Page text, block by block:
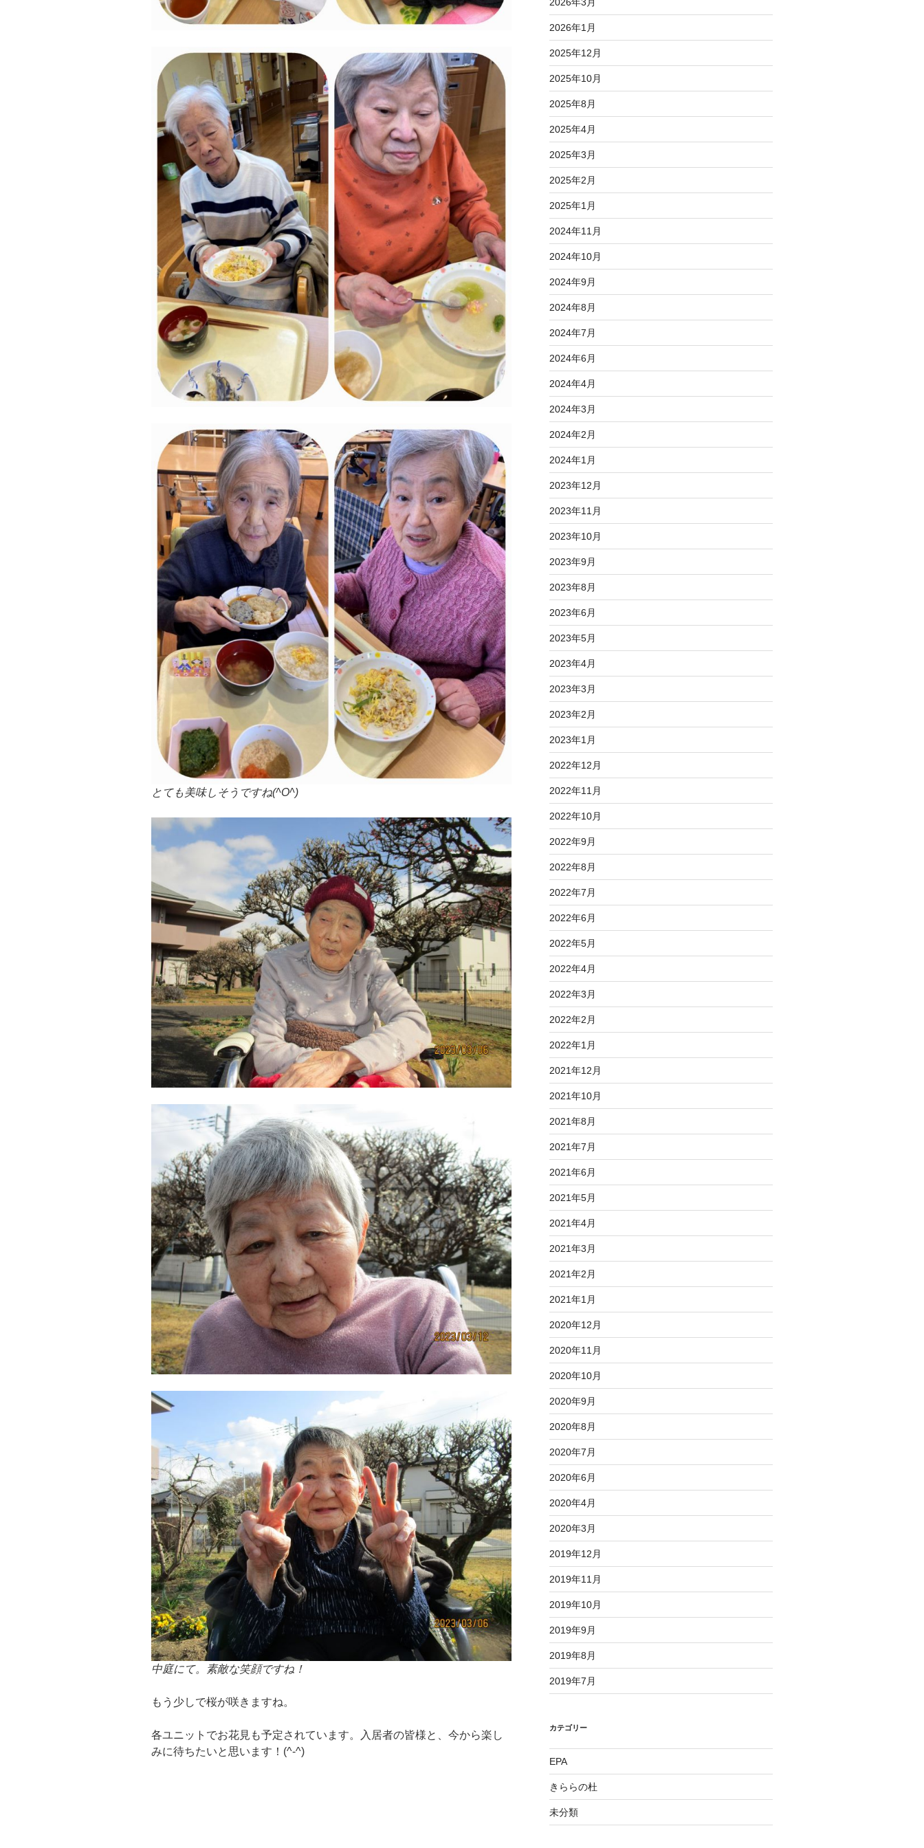
とても美味しそうですね(^O^)
中庭にて。素敵な笑顔ですね！
もう少しで桜が咲きますね。
各ユニットでお花見も予定されています。入居者の皆様と、今から楽し
みに待ちたいと思います！(^-^)
2026年1月
2025年12月
2025年10月
2025年8月
2025年4月
2025年3月
2025年2月
2025年1月
2024年11月
2024年10月
2024年9月
2024年8月
2024年7月
2024年6月
2024年4月
2024年3月
2024年2月
2024年1月
2023年12月
2023年11月
2023年10月
2023年9月
2023年8月
2023年6月
2023年5月
2023年4月
2023年3月
2023年2月
2023年1月
2022年12月
2022年11月
2022年10月
2022年9月
2022年8月
2022年7月
2022年6月
2022年5月
2022年4月
2022年3月
2022年2月
2022年1月
2021年12月
2021年10月
2021年8月
2021年7月
2021年6月
2021年5月
2021年4月
2021年3月
2021年2月
2021年1月
2020年12月
2020年11月
2020年10月
2020年9月
2020年8月
2020年7月
2020年6月
2020年4月
2020年3月
2019年12月
2019年11月
2019年10月
2019年9月
2019年8月
2019年7月
カテゴリー
EPA
きららの杜
未分類